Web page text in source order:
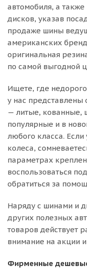
автомобиля, а
дисков, указав
продаже шины
американских
оригинальная
по самой выгодной
Ищете, где
у нас
— литые, кованные,
популярные и в
любого класса.
колеса,
параметрах
воспользоваться
обратиться за
Наряду с шинами и
других полезных
товаров действует
внимание на акции
Фирменные